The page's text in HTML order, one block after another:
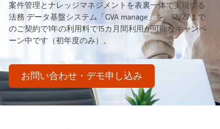
案件管理とナレッジマネジメントを表裏一体で実現する
法務 データ基盤システム「GVA manage」を、12/27まで
のご契約で1年の利用料で15カ月間利用が可能なキャンペ
ーン中です（初年度のみ）。
お問い合わせ・デモ申し込み